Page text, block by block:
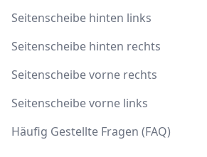
Seitenscheibe hinten links
Seitenscheibe hinten rechts
Seitenscheibe vorne rechts
Seitenscheibe vorne links
Häufig Gestellte Fragen (FAQ)